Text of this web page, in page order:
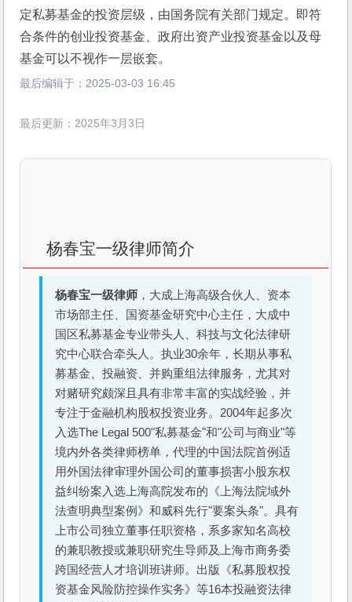
定私募基金的投资层级，由国务院有关部门规定。即符
合条件的创业投资基金、政府出资产业投资基金以及母
基金可以不视作一层嵌套。
最后编辑于： 2025-03-03 16:45
最后更新：2025年3月3日
杨春宝一级律师简介
杨春宝一级律师 ，大成上海高级合伙人、资本
市场部主任、国资基金研究中心主任，大成中
国区私募基金专业带头人、科技与文化法律研
究中心联合牵头人。执业30余年，长期从事私
募基金、投融资、并购重组法律服务，尤其对
对赌研究颇深且具有非常丰富的实战经验，并
专注于金融机构股权投资业务。2004年起多次
入选The Legal 500"私募基金"和"公司与商业"等
境内外各类律师榜单，代理的中国法院首例适
用外国法律审理外国公司的董事损害小股东权
益纠纷案入选上海高院发布的《上海法院域外
法查明典型案例》和威科先行"要案头条"。具有
上市公司独立董事任职资格，系多家知名高校
的兼职教授或兼职研究生导师及上海市商务委
跨国经营人才培训班讲师。出版《私募股权投
资基金风险防控操作实务》等16本投融资法律